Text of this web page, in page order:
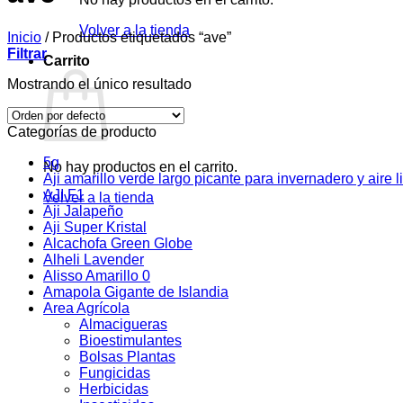
Volver a la tienda
Carrito
No hay productos en el carrito.
Volver a la tienda
Inicio /Productos etiquetados “ave”
Filtrar
Mostrando el único resultado
Categorías de producto
5g
Aji amarillo verde largo picante para invernadero y aire
AJI F1
Aji Jalapeño
Aji Super Kristal
Alcachofa Green Globe
Alheli Lavender
Alisso Amarillo 0
Amapola Gigante de Islandia
Area Agrícola
Almacigueras
Bioestimulantes
Bolsas Plantas
Fungicidas
Herbicidas